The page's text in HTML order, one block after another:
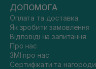
ДОПОМОГА
Оплата та доставка
Як зробити замовлення
Відповіді на запитання
Про нас
ЗМІ про нас
Сертифікати та нагороди